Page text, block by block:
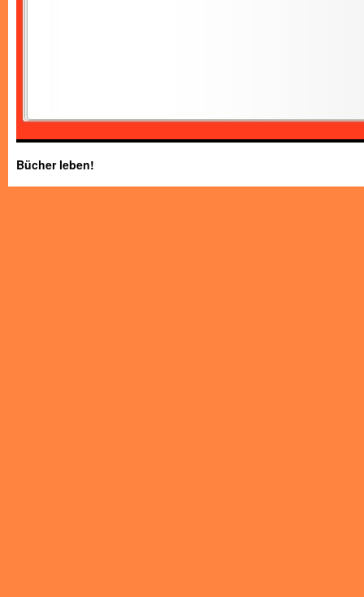
Bücher leben!